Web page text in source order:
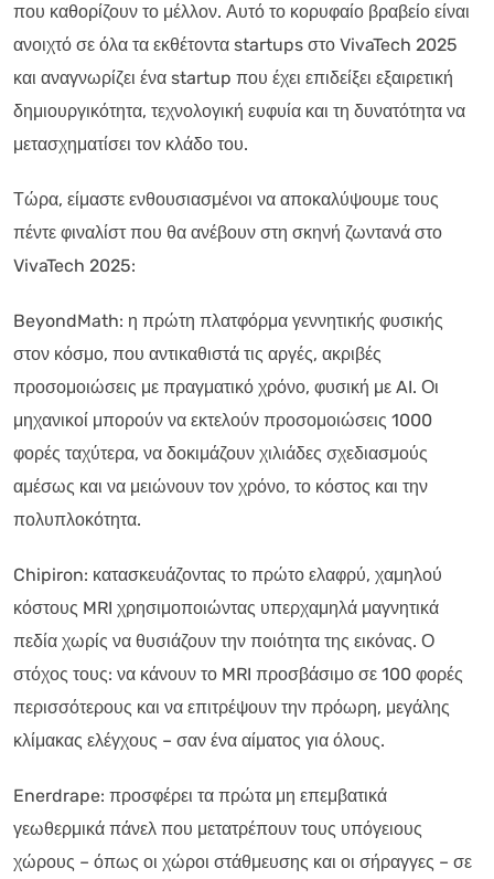
που καθορίζουν το μέλλον. Αυτό το κορυφαίο βραβείο είναι
ανοιχτό σε όλα τα εκθέτοντα startups στο VivaTech 2025
και αναγνωρίζει ένα startup που έχει επιδείξει εξαιρετική
δημιουργικότητα, τεχνολογική ευφυία και τη δυνατότητα να
μετασχηματίσει τον κλάδο του.
Τώρα, είμαστε ενθουσιασμένοι να αποκαλύψουμε τους
πέντε φιναλίστ που θα ανέβουν στη σκηνή ζωντανά στο
VivaTech 2025:
BeyondMath: η πρώτη πλατφόρμα γεννητικής φυσικής
στον κόσμο, που αντικαθιστά τις αργές, ακριβές
προσομοιώσεις με πραγματικό χρόνο, φυσική με AI. Οι
μηχανικοί μπορούν να εκτελούν προσομοιώσεις 1000
φορές ταχύτερα, να δοκιμάζουν χιλιάδες σχεδιασμούς
αμέσως και να μειώνουν τον χρόνο, το κόστος και την
πολυπλοκότητα.
Chipiron: κατασκευάζοντας το πρώτο ελαφρύ, χαμηλού
κόστους MRI χρησιμοποιώντας υπερχαμηλά μαγνητικά
πεδία χωρίς να θυσιάζουν την ποιότητα της εικόνας. Ο
στόχος τους: να κάνουν το MRI προσβάσιμο σε 100 φορές
περισσότερους και να επιτρέψουν την πρόωρη, μεγάλης
κλίμακας ελέγχους – σαν ένα αίματος για όλους.
Enerdrape: προσφέρει τα πρώτα μη επεμβατικά
γεωθερμικά πάνελ που μετατρέπουν τους υπόγειους
χώρους – όπως οι χώροι στάθμευσης και οι σήραγγες – σε